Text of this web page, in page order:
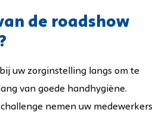
de roadshow
uw zorginstelling langs om te
van goede handhygiëne.
nemen uw medewerkers